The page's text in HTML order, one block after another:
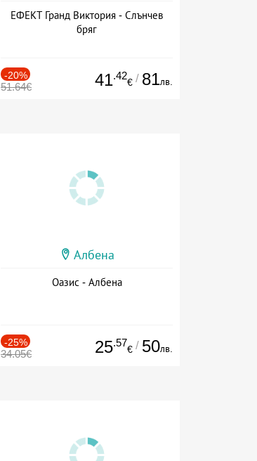
ЕФЕКТ Гранд Виктория - Слънчев
бряг
-20%
51.64€ 41.42
€ / 81лв.
Албена
Оазис - Албена
-25%
34.05€ 25.57
€ / 50лв.